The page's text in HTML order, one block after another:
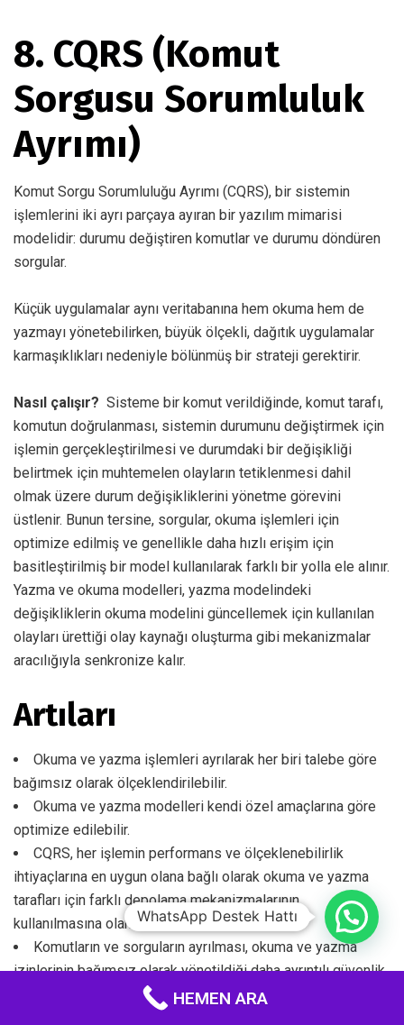
8. CQRS (Komut
Sorgusu Sorumluluk
Ayrımı)
Komut Sorgu Sorumluluğu Ayrımı (CQRS), bir sistemin
işlemlerini iki ayrı parçaya ayıran bir yazılım mimarisi
modelidir: durumu değiştiren komutlar ve durumu döndüren
sorgular.
Küçük uygulamalar aynı veritabanına hem okuma hem de
yazmayı yönetebilirken, büyük ölçekli, dağıtık uygulamalar
karmaşıklıkları nedeniyle bölünmüş bir strateji gerektirir.
Nasıl çalışır? Sisteme bir komut verildiğinde, komut tarafı,
komutun doğrulanması, sistemin durumunu değiştirmek için
işlemin gerçekleştirilmesi ve durumdaki bir değişikliği
belirtmek için muhtemelen olayların tetiklenmesi dahil
olmak üzere durum değişikliklerini yönetme görevini
üstlenir. Bunun tersine, sorgular, okuma işlemleri için
optimize edilmiş ve genellikle daha hızlı erişim için
basitleştirilmiş bir model kullanılarak farklı bir yolla ele alınır.
Yazma ve okuma modelleri, yazma modelindeki
değişikliklerin okuma modelini güncellemek için kullanılan
olayları ürettiği olay kaynağı oluşturma gibi mekanizmalar
aracılığıyla senkronize kalır.
Artıları
Okuma ve yazma işlemleri ayrılarak her biri talebe göre
bağımsız olarak ölçeklendirilebilir.
Okuma ve yazma modelleri kendi özel amaçlarına göre
optimize edilebilir.
CQRS, her işlemin performans ve ölçeklenebilirlik
ihtiyaçlarına en uygun olana bağlı olarak okuma ve yazma
tarafları için farklı depolama mekanizmalarının
kullanılmasına olanak tanır.
Komutların ve sorguların ayrılması, okuma ve yazma
izinlerinin bağımsız olarak yönetildiği daha ayrıntılı güvenlik
politikalarına da katkıda bulunabilir.
WhatsApp Destek Hattı
HEMEN ARA